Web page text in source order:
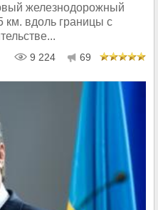
железнодорожный
км. вдоль границы с
9 224 69